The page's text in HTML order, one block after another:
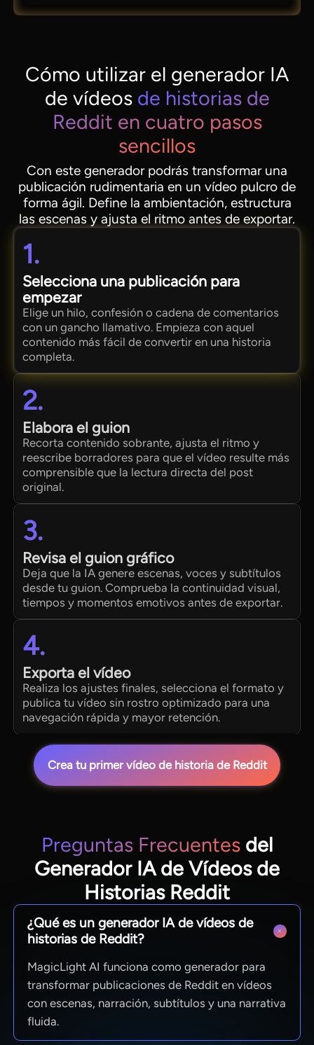
Cómo utilizar el generador IA
de vídeosde historias de
Reddit en cuatro pasos
sencillos
Con este generador podrás transformar una
publicación rudimentaria en un vídeo pulcro de
forma ágil. Define la ambientación, estructura
las escenas y ajusta el ritmo antes de exportar.
1.
Selecciona una publicación para
empezar
Elige un hilo, confesión o cadena de comentarios
con un gancho llamativo. Empieza con aquel
contenido más fácil de convertir en una historia
completa.
2.
Elabora el guion
Recorta contenido sobrante, ajusta el ritmo y
reescribe borradores para que el vídeo resulte más
comprensible que la lectura directa del post
original.
3.
Revisa el guion gráfico
Deja que la IA genere escenas, voces y subtítulos
desde tu guion. Comprueba la continuidad visual,
tiempos y momentos emotivos antes de exportar.
4.
Exporta el vídeo
Realiza los ajustes finales, selecciona el formato y
publica tu vídeo sin rostro optimizado para una
navegación rápida y mayor retención.
Crea tu primer vídeo de historia de Reddit
Preguntas Frecuentes del
Generador IA de Vídeos de
Historias Reddit
¿Qué es un generador IA de vídeos de
historias de Reddit?
MagicLight AI funciona como generador para
transformar publicaciones de Reddit en vídeos
con escenas, narración, subtítulos y una narrativa
fluida.